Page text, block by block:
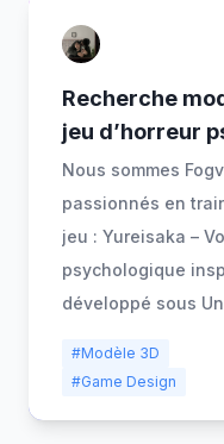
Recherche
jeu d’horreur
Nous sommes
passionnés en
jeu : Yureisaka –
psychologique
développé sous
#Modèle 3D
#Game Design